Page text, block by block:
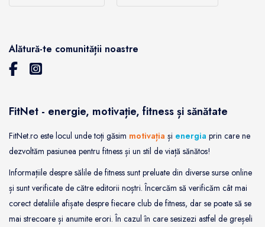
Alătură-te comunității noastre
FitNet - energie, motivație, fitness și sănătate
FitNet.ro este locul unde toți găsim motivația și energia prin care ne
dezvoltăm pasiunea pentru fitness și un stil de viață sănătos!
Informațiile despre sălile de fitness sunt preluate din diverse surse online
și sunt verificate de către editorii noștri. Încercăm să verificăm cât mai
corect detaliile afișate despre fiecare club de fitness, dar se poate să se
mai strecoare și anumite erori. În cazul în care sesizezi astfel de greșeli